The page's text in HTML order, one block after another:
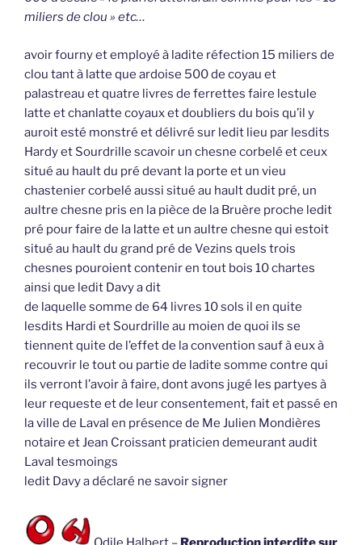
miliers de clou » etc…
avoir fourny et employé à ladite réfection 15 miliers de
clou tant à latte que ardoise 500 de coyau et
palastreau et quatre livres de ferrettes faire lestule
latte et chanlatte coyaux et doubliers du bois qu’il y
auroit esté monstré et délivré sur ledit lieu par lesdits
Hardy et Sourdrille scavoir un chesne corbelé et ceux
situé au hault du pré devant la porte et un vieu
chastenier corbelé aussi situé au hault dudit pré, un
aultre chesne pris en la pièce de la Bruère proche ledit
pré pour faire de la latte et un aultre chesne qui estoit
situé au hault du grand pré de Vezins quels trois
chesnes pouroient contenir en tout bois 10 chartes
ainsi que ledit Davy a dit
de laquelle somme de 64 livres 10 sols il en quite
lesdits Hardi et Sourdrille au moien de quoi ils se
tiennent quite de l’effet de la convention sauf à eux à
recouvrir le tout ou partie de ladite somme contre qui
ils verront l’avoir à faire, dont avons jugé les partyes à
leur requeste et de leur consentement, fait et passé en
la ville de Laval en présence de Me Julien Mondières
notaire et Jean Croissant praticien demeurant audit
Laval tesmoings
ledit Davy a déclaré ne savoir signer